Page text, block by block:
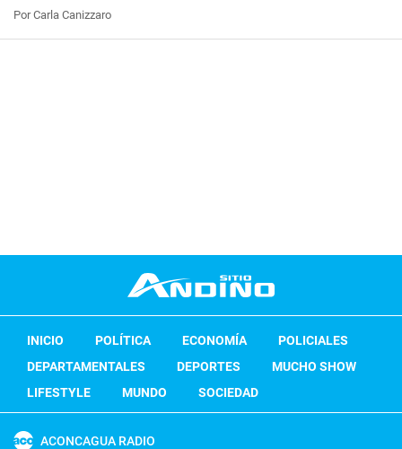
Por Carla Canizzaro
INICIO POLÍTICA ECONOMÍA
POLICIALES
DEPARTAMENTALES
DEPORTES
MUCHO SHOW
LIFESTYLE
MUNDO SOCIEDAD
ACONCAGUA RADIO